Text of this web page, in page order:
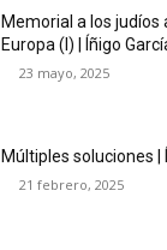
Memorial a los judíos
Europa (I) | Íñigo
23 mayo, 2025
Múltiples soluciones |
21 febrero, 2025